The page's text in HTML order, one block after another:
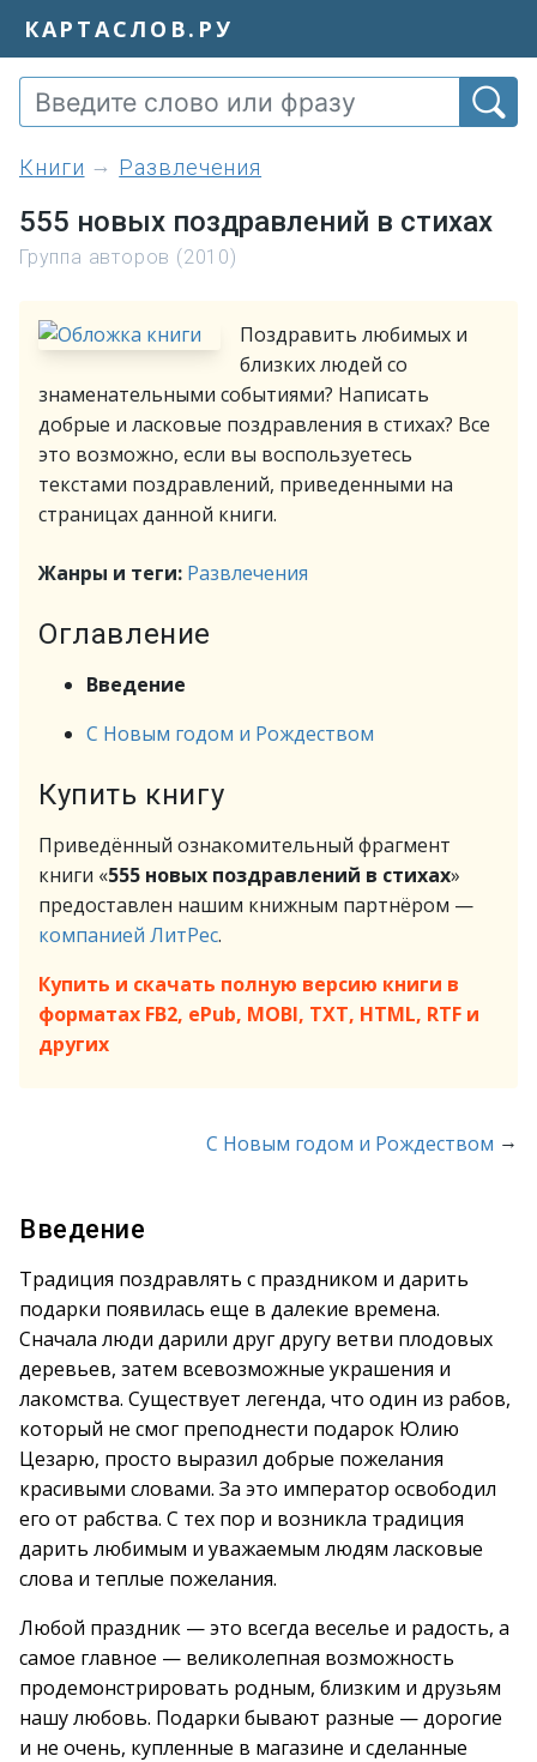
КАРТАСЛОВ.РУ
книги Развлечения
555 новых поздравлений в стихах
Группа авторов (2010)
Поздравить любимых и
близких людей со
знаменательными событиями? Написать
добрые и ласковые поздравления в стихах? Все
это возможно, если вы воспользуетесь
текстами поздравлений, приведенными на
страницах данной книги.
Жанры и теги: Развлечения
Оглавление
Введение
С Новым годом и Рождеством
Купить книгу
Приведённый ознакомительный фрагмент
книги «555 новых поздравлений в стихах»
предоставлен нашим книжным партнёром —
компанией ЛитРес.
Купить и скачать полную версию книги в
форматах FB2, ePub, MOBI, TXT, HTML, RTF и
других
С Новым годом и Рождеством →
Введение
Традиция поздравлять с праздником и дарить
подарки появилась еще в далекие времена.
Сначала люди дарили друг другу ветви плодовых
деревьев, затем всевозможные украшения и
лакомства. Существует легенда, что один из рабов,
который не смог преподнести подарок Юлию
Цезарю, просто выразил добрые пожелания
красивыми словами. За это император освободил
его от рабства. С тех пор и возникла традиция
дарить любимым и уважаемым людям ласковые
слова и теплые пожелания.
Любой праздник — это всегда веселье и радость, а
самое главное — великолепная возможность
продемонстрировать родным, близким и друзьям
нашу любовь. Подарки бывают разные — дорогие
и не очень, купленные в магазине и сделанные